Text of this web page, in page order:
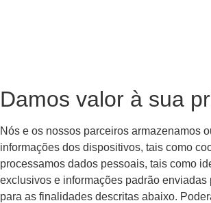
Damos valor à sua
Nós e os nossos parceiros armazenamos
informações dos dispositivos, tais como
processamos dados pessoais, tais como
exclusivos e informações padrão enviadas
para as finalidades descritas abaixo.